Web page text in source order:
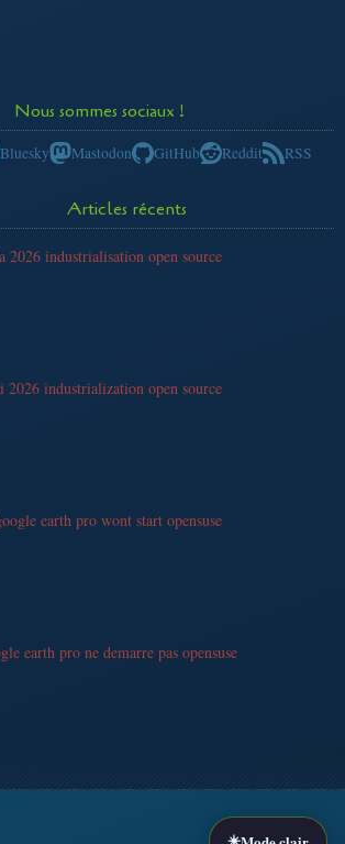
☀️
Nous sommes sociaux !
Bluesky Mastodon GitHub Reddit RSS
Articles récents